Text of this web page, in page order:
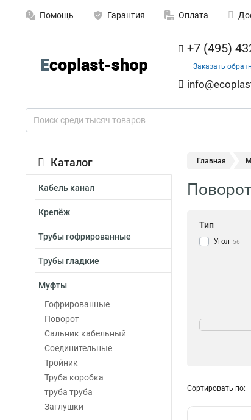
Помощь Гарантия Оплата
+7 (495)
Заказать
Каталог
Кабель канал
Крепёж
Трубы гофрированные
Трубы гладкие
Муфты
Гофрированные
Поворот
Сальник кабельный
Соединительные
Тройник
Труба коробка
труба труба
Заглушки
Главная
Тип
Угол 56
Белый 9
Сортировать по: